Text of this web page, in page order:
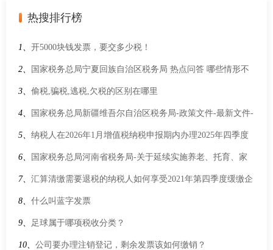
热搜排行榜
1、 开5000块钱发票，要交多少税！
2、 国家税务总局宁夏回族自治区税务局 热点问答 哪些情形不
得开具增值税专用发票？
3、 偷税,骗税,逃税,欠税的区别在哪里
4、 国家税务总局新疆维吾尔自治区税务局-政策文件-最新文件-
财政部 海关总署 税务总局关于调整风力发电等增值税政策的公
告
5、 纳税人在2026年1月增值税纳税申报期内办理2025年四季度
或12月税款所属期小规模纳税人增值税申报，年应征增值税销
售额超过规定标准，一般纳税人生效之日如何确定？
6、 国家税务总局河南省税务局-关于延续实施养老、托育、家
政等社区家庭服务业税费优惠政策的公告
7、 汇算清缴需要退税的纳税人如何享受2021年第四季度缓缴企
业所得税政策？
8、 什么叫蓝字发票
9、 足球属于哪项税收分类？
10、 公司要办理注销登记，剩余发票该如何缴销？